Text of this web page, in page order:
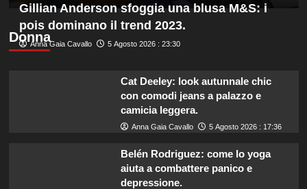
Donna
Gillian Anderson sfoggia una blusa M&S: i
pois dominano il trend 2023.
Anna Gaia Cavallo 5 Agosto 2026 : 23:30
Cat Deeley: look autunnale chic
con comodi jeans a palazzo e
camicia leggera.
Anna Gaia Cavallo 5 Agosto 2026 : 17:36
Belén Rodriguez: come lo yoga
aiuta a combattere panico e
depressione.